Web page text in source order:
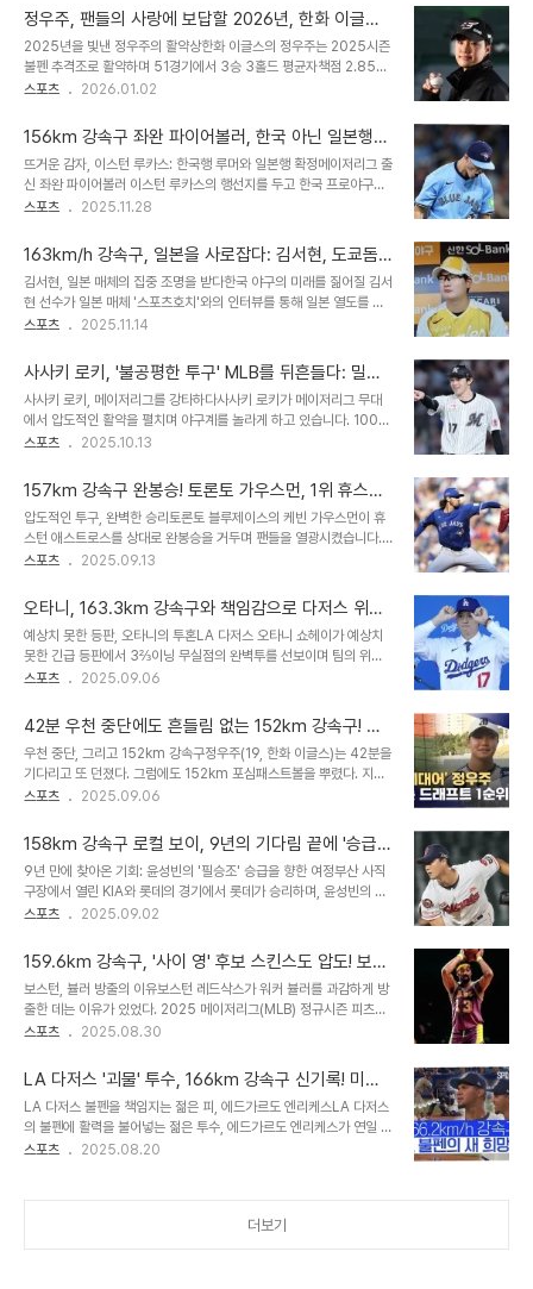
그의 압도적인 구위에 일부 프로 구단 스..
대한 우려가 존재합니다. 특히 베테랑 양현종의 에이징커브 조짐과 젊
은 투수들의 부상, 재활 등으로 인해 새로운 선발 투수의 등장이 절실
한 상황입니다. 이러한 상황 속에서 20세의 우완 투수 김태형이 KIA
선발진의 다크호스로 떠오르며 팬들의 기대를 한 몸에 받고 있습니다.
베테랑 양현종, 에이징커브 속 이닝 소화력에 대한 우려186승의 베테
구위와 스피드, 그리고 ..
정우주, 팬들의 사랑에 보답할 2026년, 한화 이글스
미래를 짊어질 초특급 유망주의 성장 스토리
2025년을 빛낸 정우주의 활약상한화 이글스의 정우주는 2025시즌
불펜 추격조로 활약하며 51경기에서 3승 3홀드 평균자책점 2.85를
기록했습니다. 뛰어난 활약으로 신인상 2위를 차지하며 가능성을 입
주는 최고 155~156km/h의 포심 패스트볼을 던지는 우완 파이어볼
러입니다. 놀라운 점은 뛰어난 구속뿐만 아니라, 제구력과 커맨드까지
수준급이라는 것입니다. 전문가들이 인정한 정우주의 잠재력넥센 히
어로즈, NC 다이노스, 롯데 자이언츠 출신 강윤구는 자신의 유튜브
채널 ‘포볼왕 강윤구’를 통해 올해 최고의 포심을 뿌린 투수로 정우주
적인 예시입니다. 선발..
스포츠 2026.01.02
156km 강속구 좌완 파이어볼러, 한국 아닌 일본행…
팬들의 기대와 아쉬움
뜨거운 감자, 이스턴 루카스: 한국행 루머와 일본행 확정메이저리그 출
신 좌완 파이어볼러 이스턴 루카스의 행선지를 두고 한국 프로야구
(KBO) 팬들의 기대감이 컸습니다. 그러나 그의 최종 선택은 일본프로
쉬움을 안겨주는 동시에, 그의 새로운 도전에 대한 기대감을 갖게 합니
다. 이스턴 루카스는 193cm의 큰 키에서 뿜어져 나오는 150km 중
후반대의 강속구가 주무기인 투수입니다. 올해 토론토 블루제이스에
서 방출된 후, 그의 행선지를 두고 여러 추측이 오갔지만, 결국 일본 무
대에서 새로운 시작을 알리게 되었습니다. 이스턴 루카스, 그는 누구인
나오는 150km 후반대의..
스포츠 2025.11.28
163km/h 강속구, 일본을 사로잡다: 김서현, 도쿄돔
을 뒤흔든 인터뷰 비하인드 스토리
김서현, 일본 매체의 집중 조명을 받다한국 야구의 미래를 짊어질 김서
현 선수가 일본 매체 '스포츠호치'와의 인터뷰를 통해 일본 열도를 뜨
겁게 달궜습니다. 163km/h의 강속구를 자랑하는 젊은 피, 김서현 선
다. 이번 인터뷰는 단순한 기사를 넘어, 김서현 선수의 매력과 잠재력
을 엿볼 수 있는 특별한 기회였습니다. 통역 없이, 유창한 일본어로 소
통하다놀라운 점은 김서현 선수가 통역 없이, 유창한 일본어 실력으로
인터뷰를 소화했다는 것입니다. 중학생 때부터 혼자 일본어를 독학했
다는 김서현 선수의 노력은 그의 또 다른 강점으로 다가왔습니다. '스
인터뷰는 더욱 진솔하고 풍..
스포츠 2025.11.14
사사키 로키, '불공평한 투구' MLB를 뒤흔들다: 밀워
키 감독의 경고와 다저스의 숨겨진 무기
사사키 로키, 메이저리그를 강타하다사사키 로키가 메이저리그 무대
에서 압도적인 활약을 펼치며 야구계를 놀라게 하고 있습니다. 100마
일 강속구와 날카로운 스플리터를 구사하는 사사키를 향해 밀워키 감
위력을 단적으로 보여주는 예시입니다. 부상에서 완벽 부활, 다저스 불
펜의 핵심으로신인왕 후보로 기대를 모았던 사사키는 제구 난조와 부
상으로 어려움을 겪었지만, 다저스의 불펜 투수로 보직을 변경한 후 놀
라운 반전을 보여주었습니다. 그는 필라델피아 필리스와의 경기에서
메이저리그 커리어 첫 세이브를 기록하며 완벽하게 부활했습니다. 포
서 더욱 강력한 면모를 과시하며 다저스의 승리를..
스포츠 2025.10.13
157km 강속구 완봉승! 토론토 가우스먼, 1위 휴스턴
을 잠재우다
압도적인 투구, 완벽한 승리토론토 블루제이스의 케빈 가우스먼이 휴
스턴 애스트로스를 상대로 완봉승을 거두며 팬들을 열광시켰습니다.
9이닝 동안 단 2안타만을 허용하며, 9개의 탈삼진을 기록하는 압도적
을 완벽하게 제압했고, 가우스먼은 시즌 첫 번째 완봉승이자 통산 두
번째 완봉승을 달성했습니다. 위기 상황에서도 침착함을 유지하며, 1
위 팀을 상대로 승리를 거머쥐는 그의 모습에 많은 팬들이 기립 박수를
보냈습니다. 위기 속 빛난 가우스먼의 투구경기 초반, 가우스먼은 4회
에 안타와 1, 3루 위기를 맞이했지만, 노련한 위기 관리 능력을 보여주
윙 삼진으로 처리하며 실점 없이..
스포츠 2025.09.13
오타니, 163.3km 강속구와 책임감으로 다저스 위기
구원! '할 수밖에 없다'는 투혼
예상치 못한 등판, 오타니의 투혼LA 다저스 오타니 쇼헤이가 예상치
못한 긴급 등판에서 3⅔이닝 무실점의 완벽투를 선보이며 팀의 위기
를 구했습니다. 오타니는 6일 볼티모어 오리올스와의 원정 경기에서
1볼넷 5탈삼진을 기록했습니다. 이는 오타니가 기침 증세로 인해 컨디
션 난조를 겪었음에도 불구하고 보여준 놀라운 활약이기에 더욱 감동
적입니다. 갑작스러운 선발 등판, 숨겨진 비하인드 스토리오타니의 갑
작스러운 등판에는 숨겨진 비하인드 스토리가 있었습니다. 원래 오타
니는 3일 피츠버그 파이리츠전에 등판할 예정이었지만, 기침 증세로
일러 글래스노우가 허리 뭉침 증세를 호소..
스포츠 2025.09.06
42분 우천 중단에도 흔들림 없는 152km 강속구! 한
화 정우주, 미래의 5선발을 향한 성장 스토리
우천 중단, 그리고 152km 강속구정우주(19, 한화 이글스)는 42분을
기다리고 또 던졌다. 그럼에도 152km 포심패스트볼을 뿌렸다. 지난
3일 대전 한화 이글스-NC 다이노스전은 5-5 동점이던 연장 10회
윙 한 뒤 중단됐다. 이미 9회부터 비가 내리기 시작했고, 연장 10회초
에 빗줄기가 굵어지면서 경기진행이 쉽지 않은 상황이었다. 예상치 못
한 휴식, 흔들리지 않는 정신력정우주는 연장 10회초에 등판해 선두타
자 김휘집을 중견수 뜬공으로 처리한 직후였다. 정확히 5개의 공을 던
지고 원치 않는 휴식을 42분이나 가져야 했다. 투수는 갑자기 경기가
이 필요하다. ..
스포츠 2025.09.06
158km 강속구 로컬 보이, 9년의 기다림 끝에 '승급'
눈앞! 롯데 불펜의 희망 윤성빈, 가을 야구 '마스터키'
될까?
9년 만에 찾아온 기회: 윤성빈의 '필승조' 승급을 향한 여정부산 사직
구장에서 열린 KIA와 롯데의 경기에서 롯데가 승리하며, 윤성빈의 활
약에 대한 기대감이 높아지고 있습니다. 158km의 강속구와 145km
제 '필승조' 승급을 눈앞에 두고 있습니다. 김태형 롯데 자이언츠 감독
은 윤성빈이 앞으로 더 중요한 순간에 나갈 수 있다고 기대하며, 그의
성장을 긍정적으로 평가했습니다. 롯데 불펜의 '상수'로 자리 잡는다
면, 팀 전력 상승에 크게 기여할 것입니다. 부산의 로컬 보이, 1m97
의 훤칠한 외모와 압도적인 피칭경남중-부산고 출신 윤성빈은 2017
훤칠한 체격 조건과..
스포츠 2025.09.02
159.6km 강속구, '사이 영' 후보 스킨스도 압도! 보스
턴, 뷸러 방출 이유 있었다
보스턴, 뷸러 방출의 이유보스턴 레드삭스가 워커 뷸러를 과감하게 방
출한 데는 이유가 있었다. 2025 메이저리그(MLB) 정규시즌 피츠버
그 파이리츠와의 홈 경기에 페이턴 톨리가 선발 등판했다. 데뷔전, 압
의 강속구를 선보이며 깊은 인상을 남겼다. 여기에 킥 체인지업과 커
터, 커브 등을 두루 구사하며 MLB 파이프라인 선정 유망주 순위 28
위에 올랐다. 초고속 승격, 그리고 성공적인 데뷔지난해 드래프트 2라
운드에 지명된 지 1년 만에 MLB에 입성했다. 첫 등판부터 재러드 트
리올로를 삼진 처리하며 삼자범퇴를 기록했다. 2회에 위기를 맞았지
스포츠 2025.08.30
LA 다저스 '괴물' 투수, 166km 강속구 신기록! 미스
터 제로의 압도적인 질주
LA 다저스 불펜을 책임지는 젊은 피, 에드가르도 엔리케스LA 다저스
의 불펜에 활력을 불어넣는 젊은 투수, 에드가르도 엔리케스가 연일 놀
라운 활약을 펼치고 있습니다. 그는 160km가 넘는 강속구를 뿌리며,
166km 강속구 신기록! 엔리케스의 파괴적인 구위엔리케스는 17일
스포츠 2025.08.20
더보기